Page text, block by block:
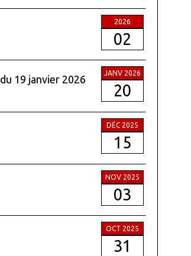
2026
02
19 janvier 2026
JANV 2026
20
DÉC 2025
15
NOV 2025
03
OCT 2025
31